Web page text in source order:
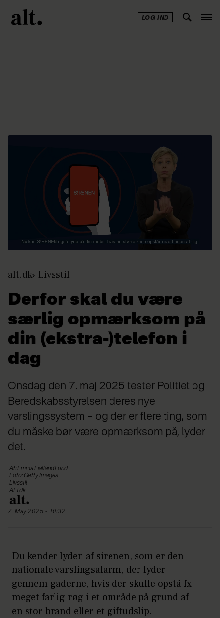
LOG IND
alt.dk Livsstil
Derfor skal du være
særlig opmærksom på
din (ekstra-)telefon i
dag
Onsdag den 7. maj 2025 tester Politiet og
Beredskabsstyrelsen deres nye
varslingssystem – og der er flere ting, som
du måske bør være opmærksom på, lyder
det.
Af: Emma Fjalland Lund
Foto: Getty Images
Livsstil
ALT.dk
7. May 2025 - 10:32
Du kender lyden af sirenen, som er den
nationale varslingsalarm, der lyder
gennem gaderne, hvis der skulle opstå fx
meget farlig røg i et område på grund af
en stor brand eller et giftudslip.